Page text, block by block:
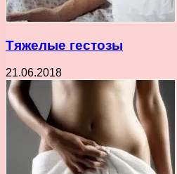
Тяжелые гестозы
21.06.2018